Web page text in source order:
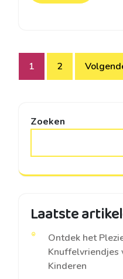
Berichtnavigatie
1 2
Zoeken
Laatste
Ontdek het
Knuffelvriendjes
Kinderen